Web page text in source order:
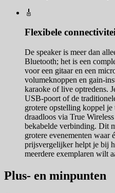
🎸
Flexibele
De speaker is meer dan
Bluetooth; het is een
voor een gitaar en een
volumeknoppen en gain-
karaoke of live optredens.
USB-poort of de
grotere opstelling koppel
draadloos via True
bekabelde verbinding. Dit
grotere evenementen waar
prijsvergelijker helpt je bij
meerdere exemplaren wilt
Plus- en minpunten